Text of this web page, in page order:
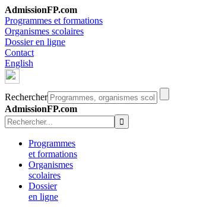
AdmissionFP.com
Programmes et formations
Organismes scolaires
Dossier en ligne
Contact
English
Rechercher
AdmissionFP.com
Programmes
et formations
Organismes
scolaires
Dossier
en ligne